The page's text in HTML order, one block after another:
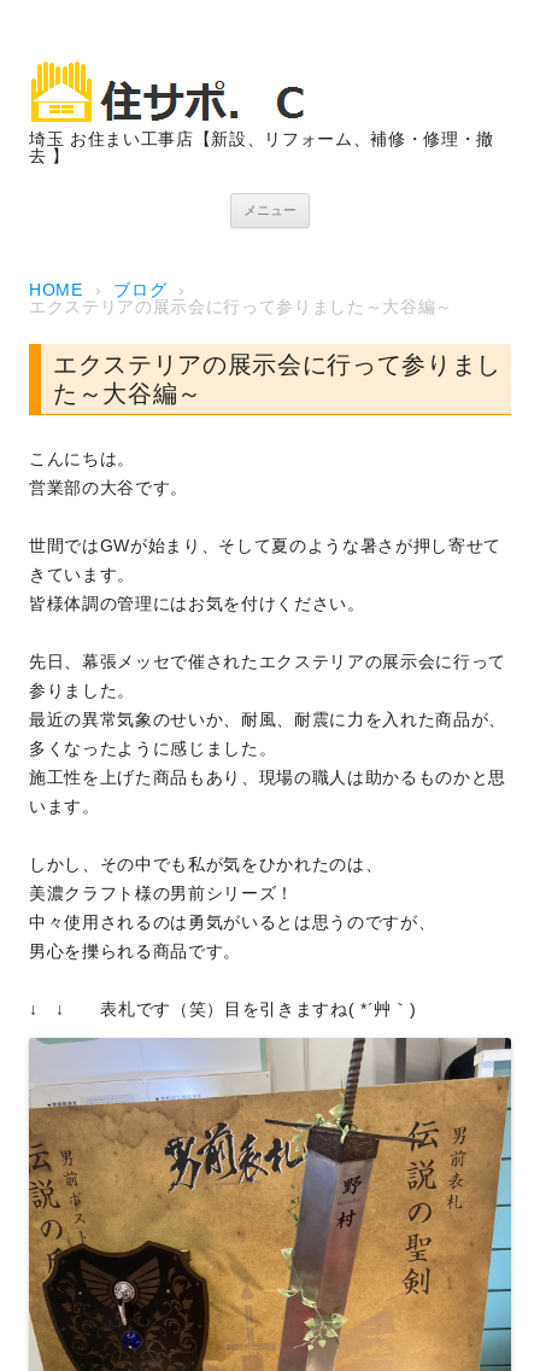
埼玉 お住まい工事店【新設、リフォーム、補修・修理・撤
去 】
メニュー
HOME › ブログ
›
エクステリアの展示会に行って参りました～大谷編～
エクステリアの展示会に行って参りまし
た～大谷編～
こんにちは。
営業部の大谷です。
世間ではGWが始まり、そして夏のような暑さが押し寄せて
きています。
皆様体調の管理にはお気を付けください。
先日、幕張メッセで催されたエクステリアの展示会に行って
参りました。
最近の異常気象のせいか、耐風、耐震に力を入れた商品が、
多くなったように感じました。
施工性を上げた商品もあり、現場の職人は助かるものかと思
います。
しかし、その中でも私が気をひかれたのは、
美濃クラフト様の男前シリーズ！
中々使用されるのは勇気がいるとは思うのですが、
男心を擽られる商品です。
↓ ↓ 表札です（笑）目を引きますね( *´艸｀)